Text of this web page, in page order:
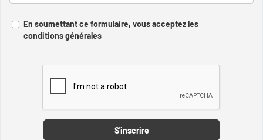
En soumettant ce formulaire, vous acceptez les
conditions générales
S'inscrire